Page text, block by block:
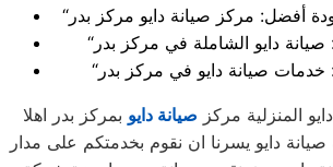
المنزلية مركز صيانة دايو بمركز بدر اهلا
دايو يسرنا ان نقوم بخدمتكم على مدار